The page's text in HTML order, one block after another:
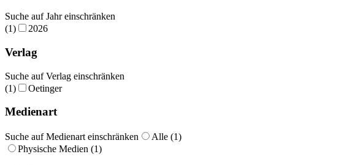
Suche auf Jahr einschränken
(1)
2026
Verlag
Suche auf Verlag einschränken
(1)
Oetinger
Medienart
Suche auf Medienart einschränken
Alle (1)
Physische Medien (1)